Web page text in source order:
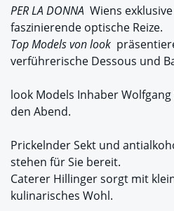
PER LA DONNA Wiens
faszinierende optische Reize.
Top Models von look
verführerische Dessous und
look Models Inhaber
den Abend.
Prickelnder Sekt und
stehen für Sie bereit.
Caterer Hillinger sorgt mit
kulinarisches Wohl.